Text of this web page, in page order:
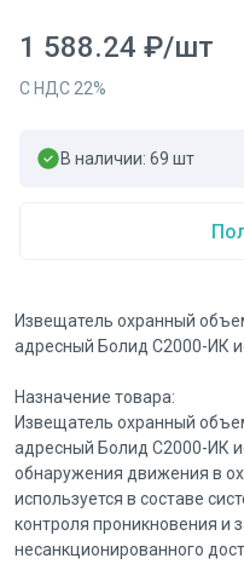
1 588.24 ₽/шт
С НДС 22%
В наличии: 69 шт
Извещатель охранный
адресный Болид С2000-ИК
Назначение товара:
Извещатель охранный
адресный Болид С2000-ИК
обнаружения движения в
используется в составе
контроля проникновения и
несанкционированного